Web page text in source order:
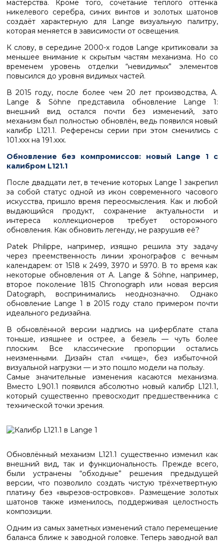
мастерства. Кроме того, сочетание тёплого оттенка
никелевого серебра, синих винтов и золотых шатонов
создаёт характерную для Lange визуальную палитру,
которая меняется в зависимости от освещения.
К слову, в середине 2000-х годов Lange критиковали за
меньшее внимание к скрытым частям механизма. Но со
временем уровень отделки “невидимых” элементов
повысился до уровня видимых частей.
В 2015 году, после более чем 20 лет производства, A.
Lange & Söhne представила обновление Lange 1:
внешний вид остался почти без изменений, зато
механизм был полностью обновлён, ведь появился новый
калибр L121.1. Референсы серии при этом сменились с
101.xxx на 191.xxx.
Обновление без компромиссов: новый Lange 1 с
калибром L121.1
После двадцати лет, в течение которых Lange 1 закрепил
за собой статус одной из икон современного часового
искусства, пришло время переосмысления. Как и любой
выдающийся продукт, сохранение актуальности и
интереса коллекционеров требует осторожного
обновления. Как обновить легенду, не разрушив её?
Patek Philippe, например, изящно решила эту задачу
через преемственность линии хронографов с вечным
календарем: от 1518 к 2499, 3970 и 5970. В то время как
некоторые обновления от A. Lange & Söhne, например,
второе поколение 1815 Chronograph или новая версия
Datograph, воспринимались неоднозначно. Однако
обновление Lange 1 в 2015 году стало примером почти
идеального редизайна.
В обновлённой версии надпись на циферблате стала
тоньше, изящнее и острее, а безель — чуть более
плоским. Все классические пропорции остались
неизменными. Дизайн стал «чище», без избыточной
визуальной нагрузки — и это пошло модели на пользу.
Самые значительные изменения касаются механизма.
Вместо L901.1 появился абсолютно новый калибр L121.1,
который существенно превосходит предшественника с
технической точки зрения.
Обновлённый механизм L121.1 существенно изменил как
внешний вид, так и функциональность. Прежде всего,
были устранены “обходные” решения предыдущей
версии, что позволило создать чистую трёхчетвертную
платину без «вырезов-островков». Размещение золотых
шатонов также изменилось, поддерживая целостность
композиции.
Одним из самых заметных изменений стало перемещение
баланса ближе к заводной головке. Теперь заводной вал